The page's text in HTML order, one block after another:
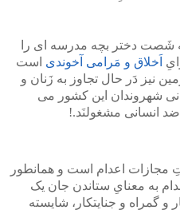
شَصت دختر بچه مدرسه ای را
اَخلاق و مَرامی آخوندی است
نیز دَر حال تجاوز به زَنان و
شهروندان این کشور می
انسانی مشغولنَد.!
مجازات اعدام است و همانطور
به معنایِ ستاندن جان یک
گمراه و جنایتکار، شایسته